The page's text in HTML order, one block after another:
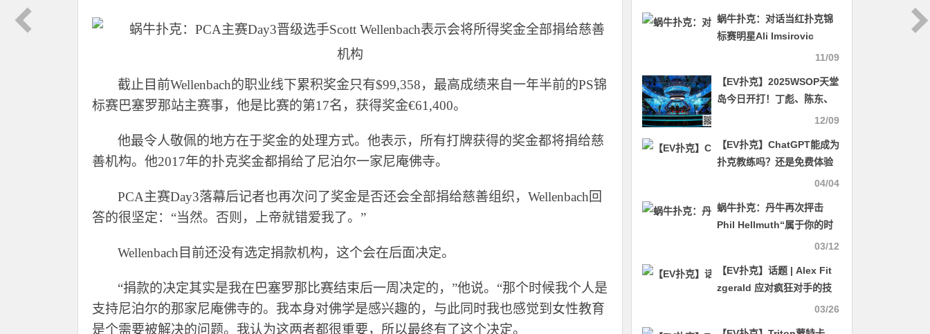
截止目前Wellenbach的职业线下累积奖金只有$99,358，最高成绩来自一年半前的PS锦
标赛巴塞罗那站主赛事，他是比赛的第17名，获得奖金€61,400。
他最令人敬佩的地方在于奖金的处理方式。他表示，所有打牌获得的奖金都将捐给慈
善机构。他2017年的扑克奖金都捐给了尼泊尔一家尼庵佛寺。
PCA主赛Day3落幕后记者也再次问了奖金是否还会全部捐给慈善组织，Wellenbach回
答的很坚定：“当然。否则，上帝就错爱我了。”
Wellenbach目前还没有选定捐款机构，这个会在后面决定。
“捐款的决定其实是我在巴塞罗那比赛结束后一周决定的，”他说。“那个时候我个人是
支持尼泊尔的那家尼庵佛寺的。我本身对佛学是感兴趣的，与此同时我也感觉到女性教育
是个需要被解决的问题。我认为这两者都很重要，所以最终有了这个决定。
蜗牛扑克：对话当红扑克锦
标赛明星Ali Imsirovic
11/09
【EV扑克】2025WSOP天堂
岛今日开打！丁彪、陈东、
周懿楠成功晋级首日两场金
12/09
【EV扑克】ChatGPT能成为
扑克教练吗？还是免费体验
04/04
蜗牛扑克：丹牛再次抨击
Phil Hellmuth“属于你的时
代已经过去” 单挑赛第二回
03/12
【EV扑克】话题 | Alex Fit​​
zgerald 应对疯狂对手的技
03/26